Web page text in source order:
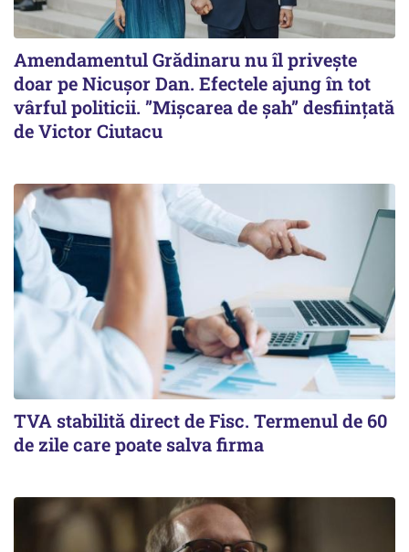
Amendamentul Grădinaru nu îl privește
doar pe Nicușor Dan. Efectele ajung în tot
vârful politicii. ”Mișcarea de șah” desființată
de Victor Ciutacu
TVA stabilită direct de Fisc. Termenul de 60
de zile care poate salva firma